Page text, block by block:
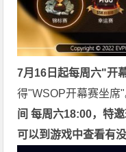
7月16日起每周六"开
得"WSOP开幕赛坐席
间 每周六18:00，特
可以到游戏中查看有没